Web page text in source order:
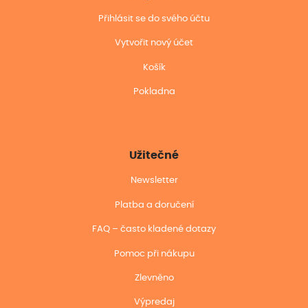
Přihlásit se do svého účtu
Vytvořit nový účet
Košík
Pokladna
Užitečné
Newsletter
Platba a doručení
FAQ – často kladené dotazy
Pomoc při nákupu
Zlevněno
Výpredaj